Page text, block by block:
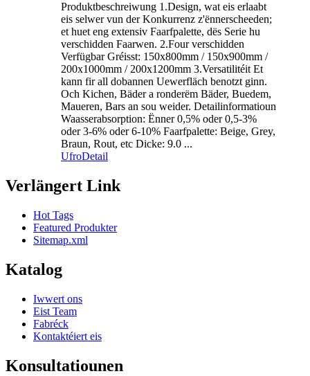
Produktbeschreiwung 1.Design, wat eis erlaabt
eis selwer vun der Konkurrenz z'ënnerscheeden;
et huet eng extensiv Faarfpalette, dës Serie hu
verschidden Faarwen. 2.Four verschidden
Verfügbar Gréisst: 150x800mm / 150x900mm /
200x1000mm / 200x1200mm 3.Versatilitéit Et
kann fir all dobannen Uewerfläch benotzt ginn.
Och Kichen, Bäder a ronderëm Bäder, Buedem,
Maueren, Bars an sou weider. Detailinformatioun
Waasserabsorption: Ënner 0,5% oder 0,5-3%
oder 3-6% oder 6-10% Faarfpalette: Beige, Grey,
Braun, Rout, etc Dicke: 9.0 ...
UfroDetail
Verlängert Link
Hot Tags
Featured Produkter
Sitemap.xml
Katalog
Iwwert ons
Eist Team
Fabréck
Kontaktéiert eis
Konsultatiounen